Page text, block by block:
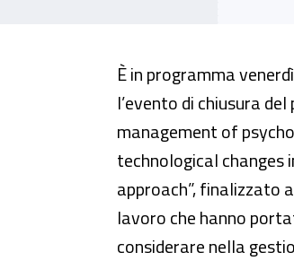
Evento conclusivo
È in programma
l’evento di chiusura
management of
technological changes
approach”, finalizzato
lavoro che hanno
considerare nella